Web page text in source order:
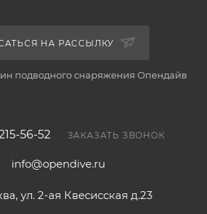
НА РАССЫЛКУ
подводного снаряжения Опендайв
56-52 ЗАКАЗАТЬ ЗВОНОК
info@opendive.ru
ул. 2-ая Квесисская д.23